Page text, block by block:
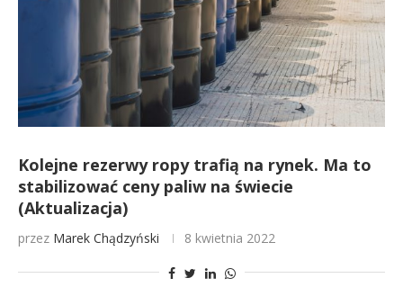
Kolejne rezerwy ropy trafią na rynek. Ma to
stabilizować ceny paliw na świecie
(Aktualizacja)
przez Marek Chądzyński 8 kwietnia 2022